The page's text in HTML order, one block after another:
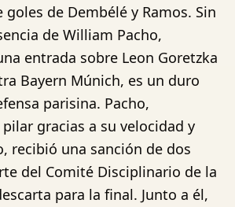
de Dembélé y Ramos. Sin
de William Pacho,
entrada sobre Leon Goretzka
Bayern Múnich, es un duro
parisina. Pacho,
gracias a su velocidad y
recibió una sanción de dos
del Comité Disciplinario de la
para la final. Junto a él,